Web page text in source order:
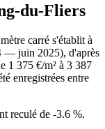
du-Fliers
carré s'établit à
— juin 2025), d'après
1 375 €/m² à 3 387
enregistrées entre
reculé de -3.6 %.